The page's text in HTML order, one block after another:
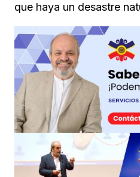
que haya un desastre